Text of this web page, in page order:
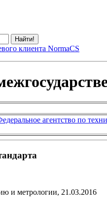
клиента NormaCS
агентство по
и метрологии, 21.03.2016